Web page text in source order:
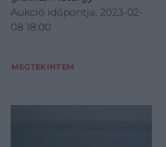
Aukció időpontja: 2023-02-
08 18:00
MEGTEKINTEM